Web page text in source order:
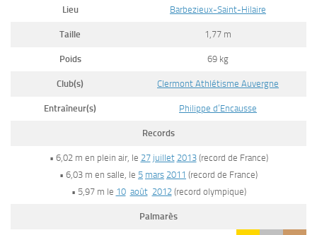
Lieu Barbezieux-Saint-Hilaire
Taille 1,77 m
Poids 69 kg
Club(s) Clermont Athlétisme Auvergne
Entraîneur(s) Philippe d’Encausse
Records
• 6,02 m en plein air, le 27 juillet 2013(record de France)
• 6,03 m en salle, le 5 mars 2011 (record de France)
• 5,97 m le 10 août 2012(record olympique)
Palmarès